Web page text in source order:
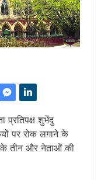
प्रतिपक्ष शुभेंदु
पर रोक लगाने के
के तीन और नेताओं की